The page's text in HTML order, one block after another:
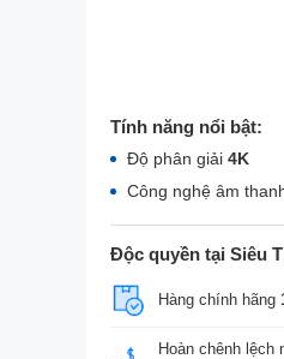
Tính năng nổi bật:
Độ phân giải 4K
Công nghệ âm
Độc quyền tại Siêu
Hàng chính hãng
Hoàn chênh lệch